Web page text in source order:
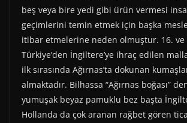
beş veya bire yedi gibi ürün vermesi
geçimlerini temin etmek için başka
itibar etmelerine neden olmuştur. 16. ve
Türkiye’den İngiltere’ye ihraç edilen
ilk sırasında Ağırnas’ta dokunan
almaktadır. Bilhassa “Ağırnas boğası”
yumuşak beyaz pamuklu bez başta
Hollanda da çok aranan rağbet gören